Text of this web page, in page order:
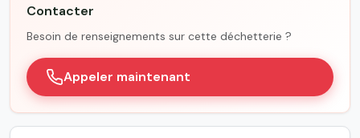
Contacter
Besoin de renseignements sur cette déchetterie ?
Appeler maintenant